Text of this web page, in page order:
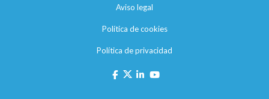
Aviso legal
Política de cookies
Política de privacidad